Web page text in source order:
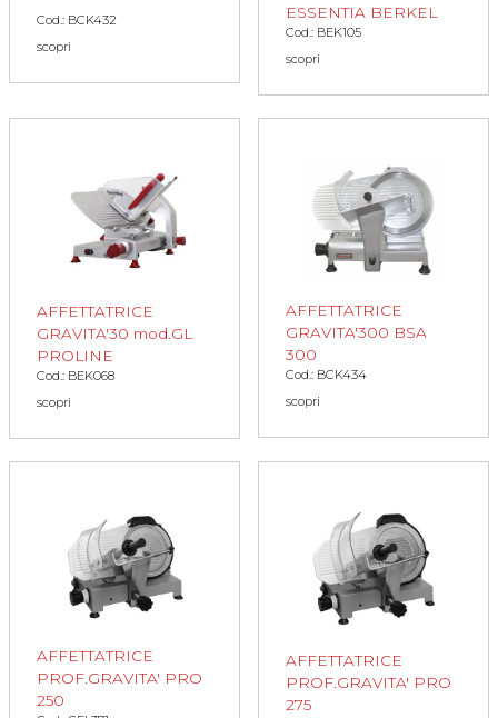
Cod.: BCK432
scopri
ESSENTIA BERKEL
Cod.: BEK105
scopri
AFFETTATRICE
GRAVITA'30 mod.GL
PROLINE
Cod.: BEK068
scopri
AFFETTATRICE
GRAVITA'300 BSA
300
Cod.: BCK434
scopri
AFFETTATRICE
PROF.GRAVITA' PRO
250
AFFETTATRICE
PROF.GRAVITA' PRO
275